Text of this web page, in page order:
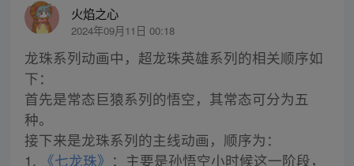
火焰之心
2024年09月11日 00:18
龙珠系列动画中，超龙珠英雄系列的相关顺序如
下：
首先是常态巨猿系列的悟空，其常态可分为五
种。
接下来是龙珠系列的主线动画，顺序为：
1. 《七龙珠》 ：主要是孙悟空小时候这一阶段，